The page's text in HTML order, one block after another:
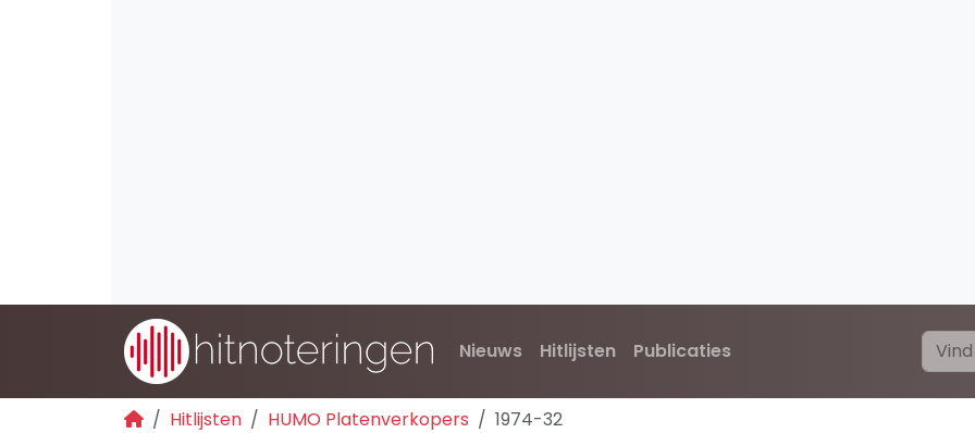
Nieuws Hitlijsten Publicaties
Hitlijsten HUMO Platenverkopers 1974-32